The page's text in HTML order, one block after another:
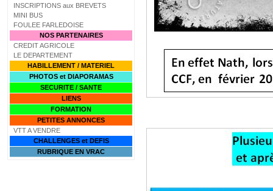
INSCRIPTIONS aux BREVETS
MINI BUS
FOULEE FARLEDOISE
NOS PARTENAIRES
CREDIT AGRICOLE
LE DEPARTEMENT
HABILLEMENT / MATERIEL
PHOTOS et DIAPORAMAS
SECURITE / SANTE
LIENS
FORMATION
PETITES ANNONCES
VTT A VENDRE
CHALLENGES et DEFIS
RUBRIQUE EN VRAC